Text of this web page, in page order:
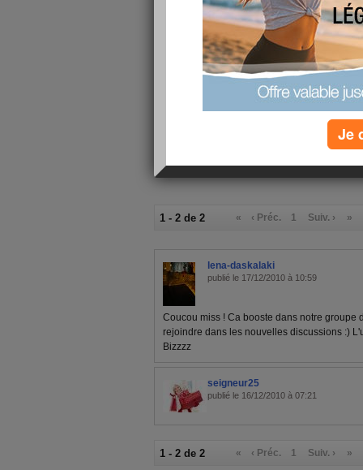
1 - 2 de 2 « ‹ Préc. 1 Suiv. › »
lena-daskalaki
publié le 17/12/2010 à 10:59
Coucou miss ! Ca booste dans notre groupe
rejoindre dans les nouvelles discussions :)
Bizzzz
seigneur25
publié le 16/12/2010 à 07:21
1 - 2 de 2 « ‹ Préc. 1 Suiv. › »
Je